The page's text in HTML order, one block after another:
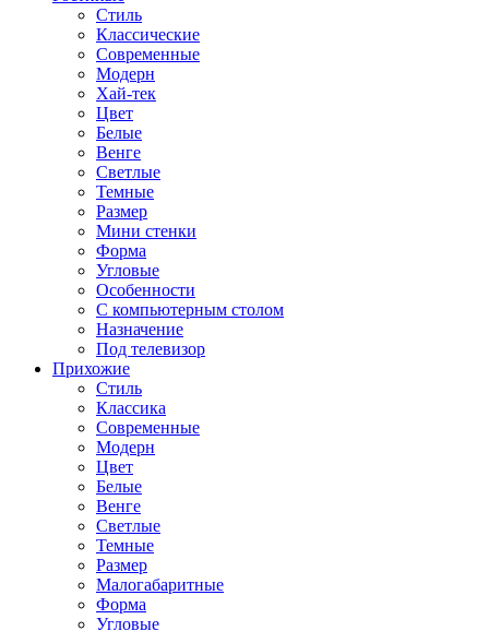
Стиль
Классические
Современные
Модерн
Хай-тек
Цвет
Белые
Венге
Светлые
Темные
Размер
Мини стенки
Форма
Угловые
Особенности
С компьютерным столом
Назначение
Под телевизор
Прихожие
Стиль
Классика
Современные
Модерн
Цвет
Белые
Венге
Светлые
Темные
Размер
Малогабаритные
Форма
Угловые